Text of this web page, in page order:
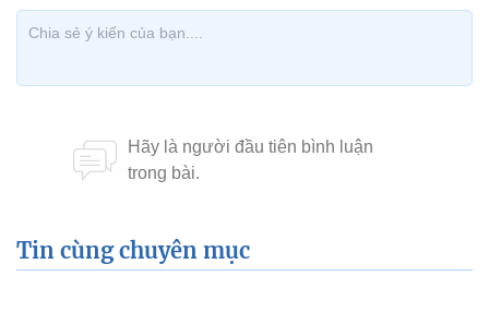
Tin cùng chuyên mục